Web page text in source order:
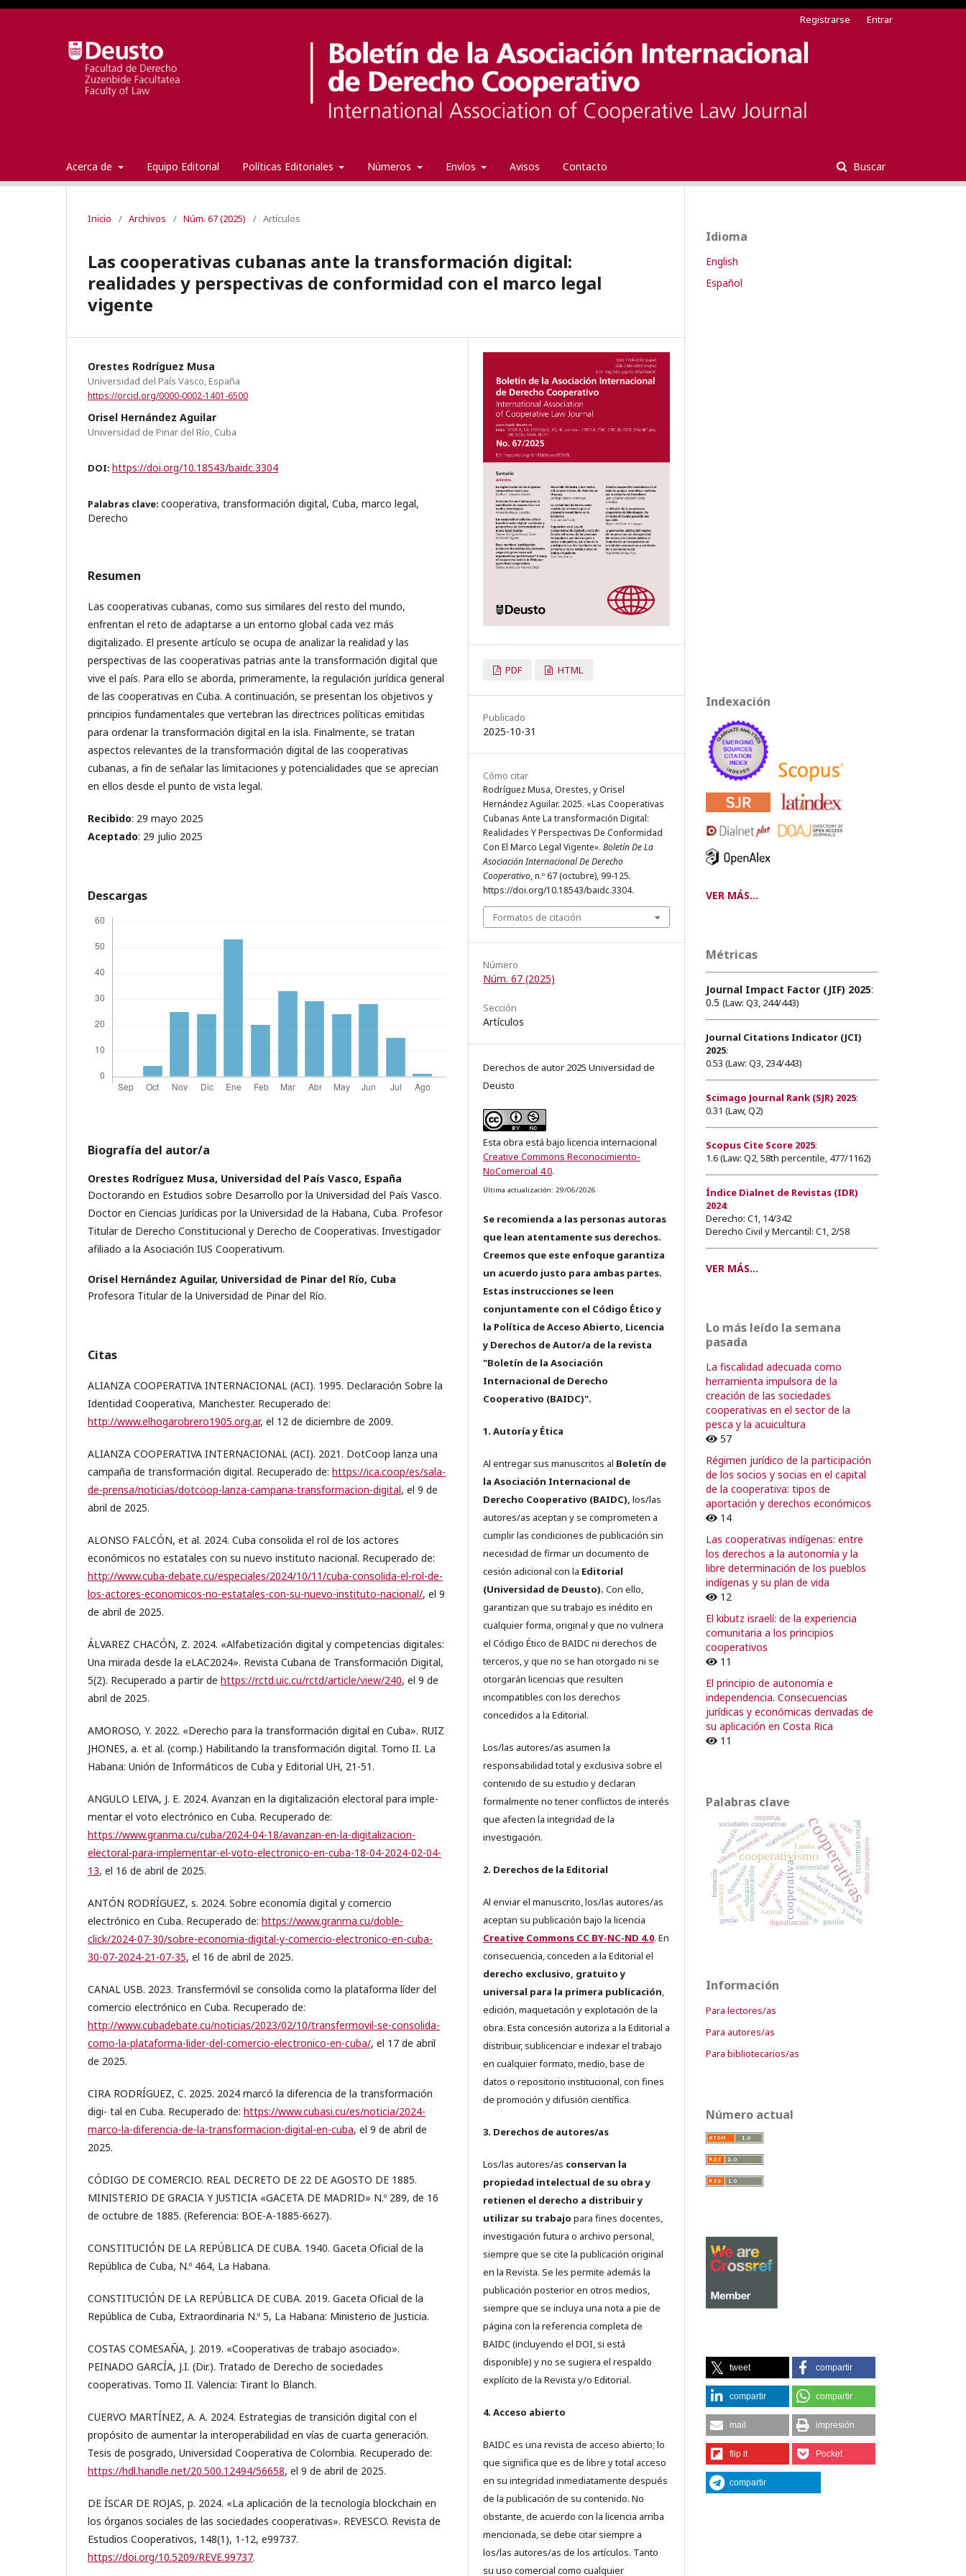
Acerca de Equipo Editorial Políticas Editoriales Números Envíos Avisos Contacto Buscar
Registrarse Entrar
Inicio / Archivos / Núm. 67 (2025) / Artículos
Las cooperativas cubanas ante la transformación digital:
realidades y perspectivas de conformidad con el marco legal
vigente
Orestes Rodríguez Musa
Universidad del País Vasco, España
https://orcid.org/0000-0002-1401-6500
Orisel Hernández Aguilar
Universidad de Pinar del Río, Cuba
DOI: https://doi.org/10.18543/baidc.3304
Palabras clave: cooperativa, transformación digital, Cuba, marco legal,
Derecho
Resumen
Las cooperativas cubanas, como sus similares del resto del mundo,
enfrentan el reto de adaptarse a un entorno global cada vez más
digitalizado. El presente artículo se ocupa de analizar la realidad y las
perspectivas de las cooperativas patrias ante la transformación digital que
vive el país. Para ello se aborda, primeramente, la regulación jurídica general
de las cooperativas en Cuba. A continuación, se presentan los objetivos y
principios fundamentales que vertebran las directrices políticas emitidas
para ordenar la transformación digital en la isla. Finalmente, se tratan
aspectos relevantes de la transformación digital de las cooperativas
cubanas, a fin de señalar las limitaciones y potencialidades que se aprecian
en ellos desde el punto de vista legal.
Recibido: 29 mayo 2025
Aceptado: 29 julio 2025
Descargas
Biografía del autor/a
Orestes Rodríguez Musa, Universidad del País Vasco, España
Doctorando en Estudios sobre Desarrollo por la Universidad del País Vasco.
Doctor en Ciencias Jurídicas por la Universidad de la Habana, Cuba. Profesor
Titular de Derecho Constitucional y Derecho de Cooperativas. Investigador
afiliado a la Asociación IUS Cooperativum.
Orisel Hernández Aguilar, Universidad de Pinar del Río, Cuba
Profesora Titular de la Universidad de Pinar del Río.
Citas
ALIANZA COOPERATIVA INTERNACIONAL (ACI). 1995. Declaración Sobre la
Identidad Cooperativa, Manchester. Recuperado de:
http://www.elhogarobrero1905.org.ar, el 12 de diciembre de 2009.
ALIANZA COOPERATIVA INTERNACIONAL (ACI). 2021. DotCoop lanza una
campaña de transformación digital. Recuperado de: https://ica.coop/es/sala-
de-prensa/noticias/dotcoop-lanza-campana-transformacion-digital, el 9 de
abril de 2025.
ALONSO FALCÓN, et al. 2024. Cuba consolida el rol de los actores
económicos no estatales con su nuevo instituto nacional. Recuperado de:
http://www.cuba-debate.cu/especiales/2024/10/11/cuba-consolida-el-rol-de-
los-actores-economicos-no-estatales-con-su-nuevo-instituto-nacional/, el 9
de abril de 2025.
ÁLVAREZ CHACÓN, Z. 2024. «Alfabetización digital y competencias digitales:
Una mirada desde la eLAC2024». Revista Cubana de Transformación Digital,
5(2). Recuperado a partir de https://rctd.uic.cu/rctd/article/view/240, el 9 de
abril de 2025.
AMOROSO, Y. 2022. «Derecho para la transformación digital en Cuba». RUIZ
JHONES, a. et al. (comp.) Habilitando la transformación digital. Tomo II. La
Habana: Unión de Informáticos de Cuba y Editorial UH, 21-51.
ANGULO LEIVA, J. E. 2024. Avanzan en la digitalización electoral para imple-
mentar el voto electrónico en Cuba. Recuperado de:
https://www.granma.cu/cuba/2024-04-18/avanzan-en-la-digitalizacion-
electoral-para-implementar-el-voto-electronico-en-cuba-18-04-2024-02-04-
13, el 16 de abril de 2025.
ANTÓN RODRÍGUEZ, s. 2024. Sobre economía digital y comercio
electrónico en Cuba. Recuperado de: https://www.granma.cu/doble-
click/2024-07-30/sobre-economia-digital-y-comercio-electronico-en-cuba-
30-07-2024-21-07-35, el 16 de abril de 2025.
CANAL USB. 2023. Transfermóvil se consolida como la plataforma líder del
comercio electrónico en Cuba. Recuperado de:
http://www.cubadebate.cu/noticias/2023/02/10/transfermovil-se-consolida-
como-la-plataforma-lider-del-comercio-electronico-en-cuba/, el 17 de abril
de 2025.
CIRA RODRÍGUEZ, C. 2025. 2024 marcó la diferencia de la transformación
digi- tal en Cuba. Recuperado de: https://www.cubasi.cu/es/noticia/2024-
marco-la-diferencia-de-la-transformacion-digital-en-cuba, el 9 de abril de
2025.
CÓDIGO DE COMERCIO. REAL DECRETO DE 22 DE AGOSTO DE 1885.
MINISTERIO DE GRACIA Y JUSTICIA «GACETA DE MADRID» N.º 289, de 16
de octubre de 1885. (Referencia: BOE-A-1885-6627).
CONSTITUCIÓN DE LA REPÚBLICA DE CUBA. 1940. Gaceta Oficial de la
República de Cuba, N.º 464, La Habana.
CONSTITUCIÓN DE LA REPÚBLICA DE CUBA. 2019. Gaceta Oficial de la
República de Cuba, Extraordinaria N.º 5, La Habana: Ministerio de Justicia.
COSTAS COMESAÑA, J. 2019. «Cooperativas de trabajo asociado».
PEINADO GARCÍA, J.I. (Dir.). Tratado de Derecho de sociedades
cooperativas. Tomo II. Valencia: Tirant lo Blanch.
CUERVO MARTÍNEZ, A. A. 2024. Estrategias de transición digital con el
propósito de aumentar la interoperabilidad en vías de cuarta generación.
Tesis de posgrado, Universidad Cooperativa de Colombia. Recuperado de:
https://hdl.handle.net/20.500.12494/56658, el 9 de abril de 2025.
DE ÍSCAR DE ROJAS, p. 2024. «La aplicación de la tecnología blockchain en
los órganos sociales de las sociedades cooperativas». REVESCO. Revista de
Estudios Cooperativos, 148(1), 1-12, e99737.
https://doi.org/10.5209/REVE.99737.
PDF HTML
Publicado
2025-10-31
Cómo citar
Rodríguez Musa, Orestes, y Orisel
Hernández Aguilar. 2025. «Las Cooperativas
Cubanas Ante La transformación Digital:
Realidades Y Perspectivas De Conformidad
Con El Marco Legal Vigente». Boletín De La
Asociación Internacional De Derecho
Cooperativo, n.º 67 (octubre), 99-125.
https://doi.org/10.18543/baidc.3304.
Formatos de citación
Número
Núm. 67 (2025)
Sección
Artículos
Derechos de autor 2025 Universidad de
Deusto
Esta obra está bajo licencia internacional
Creative Commons Reconocimiento-
NoComercial 4.0.
Última actualización: 29/06/2026
Se recomienda a las personas autoras
que lean atentamente sus derechos.
Creemos que este enfoque garantiza
un acuerdo justo para ambas partes.
Estas instrucciones se leen
conjuntamente con el Código Ético y
la Política de Acceso Abierto, Licencia
y Derechos de Autor/a de la revista
"Boletín de la Asociación
Internacional de Derecho
Cooperativo (BAIDC)".
1. Autoría y Ética
Al entregar sus manuscritos al Boletín de
la Asociación Internacional de
Derecho Cooperativo (BAIDC), los/las
autores/as aceptan y se comprometen a
cumplir las condiciones de publicación sin
necesidad de firmar un documento de
cesión adicional con la Editorial
(Universidad de Deusto). Con ello,
garantizan que su trabajo es inédito en
cualquier forma, original y que no vulnera
el Código Ético de BAIDC ni derechos de
terceros, y que no se han otorgado ni se
otorgarán licencias que resulten
incompatibles con los derechos
concedidos a la Editorial.
Los/las autores/as asumen la
responsabilidad total y exclusiva sobre el
contenido de su estudio y declaran
formalmente no tener conflictos de interés
que afecten la integridad de la
investigación.
2. Derechos de la Editorial
Al enviar el manuscrito, los/las autores/as
aceptan su publicación bajo la licencia
Creative Commons CC BY-NC-ND 4.0. En
consecuencia, conceden a la Editorial el
derecho exclusivo, gratuito y
universal para la primera publicación,
edición, maquetación y explotación de la
obra. Esta concesión autoriza a la Editorial a
distribuir, sublicenciar e indexar el trabajo
en cualquier formato, medio, base de
datos o repositorio institucional, con fines
de promoción y difusión científica.
3. Derechos de autores/as
Los/las autores/as conservan la
propiedad intelectual de su obra y
retienen el derecho a distribuir y
utilizar su trabajo para fines docentes,
investigación futura o archivo personal,
siempre que se cite la publicación original
en la Revista. Se les permite además la
publicación posterior en otros medios,
siempre que se incluya una nota a pie de
página con la referencia completa de
BAIDC (incluyendo el DOI, si está
disponible) y no se sugiera el respaldo
explícito de la Revista y/o Editorial.
4. Acceso abierto
BAIDC es una revista de acceso abierto; lo
que significa que es de libre y total acceso
en su integridad inmediatamente después
de la publicación de su contenido. No
obstante, de acuerdo con la licencia arriba
mencionada, se debe citar siempre a
los/las autores/as de los artículos. Tanto
su uso comercial como cualquier
Idioma
English
Español
Indexación
VER MÁS...
Métricas
Journal Impact Factor (JIF) 2025:
0.5 (Law: Q3, 244/443)
Journal Citations Indicator (JCI)
2025:
0.53 (Law: Q3, 234/443)
Scimago Journal Rank (SJR) 2025:
0.31 (Law, Q2)
Scopus Cite Score 2025:
1.6 (Law: Q2, 58th percentile, 477/1162)
Índice Dialnet de Revistas (IDR)
2024:
Derecho: C1, 14/342
Derecho Civil y Mercantil: C1, 2/58
VER MÁS...
Lo más leído la semana
pasada
La fiscalidad adecuada como
herramienta impulsora de la
creación de las sociedades
cooperativas en el sector de la
pesca y la acuicultura
57
Régimen jurídico de la participación
de los socios y socias en el capital
de la cooperativa: tipos de
aportación y derechos económicos
14
Las cooperativas indígenas: entre
los derechos a la autonomía y la
libre determinación de los pueblos
indígenas y su plan de vida
12
El kibutz israelí: de la experiencia
comunitaria a los principios
cooperativos
11
El principio de autonomía e
independencia. Consecuencias
jurídicas y económicas derivadas de
su aplicación en Costa Rica
11
Palabras clave
cooperativas
cooperativismo
cooperativa
economía social
financiación
capital identidad cooperativa
intercooperación
valores cooperativos
fiscalidad
transformación
educación derecho cooperativo
órganos sociales
sociedades cooperativas
democracia
globalización
innovación
desarrollo
universidad
Cuba autonomía
legislación
Uruguay
crisis
España
formación
Euskadi
digitalización
patrimonio
reservas
registro
empresas
Brasil
gestão gestión
ODS
Información
Para lectores/as
Para autores/as
Para bibliotecarios/as
Número actual
tweet compartir
compartir compartir
mail impresión
flip it Pocket
compartir